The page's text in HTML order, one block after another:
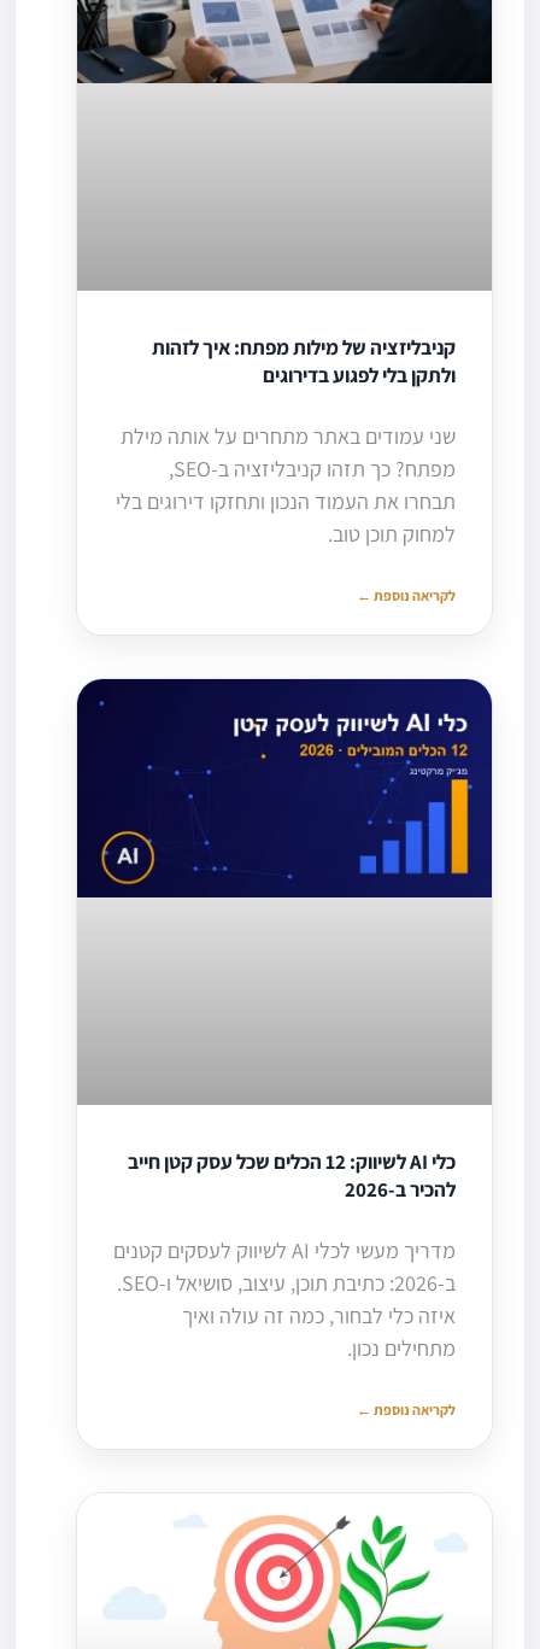
קניבליזציה של מילות מפתח: איך לזהות
ולתקן בלי לפגוע בדירוגים
שני עמודים באתר מתחרים על אותה מילת
מפתח? כך תזהו קניבליזציה ב-SEO,
תבחרו את העמוד הנכון ותחזקו דירוגים בלי
למחוק תוכן טוב.
לקריאה נוספת ←
כלי AI לשיווק: 12 הכלים שכל עסק קטן חייב
להכיר ב-2026
מדריך מעשי לכלי AI לשיווק לעסקים קטנים
ב-2026: כתיבת תוכן, עיצוב, סושיאל ו-SEO.
איזה כלי לבחור, כמה זה עולה ואיך
מתחילים נכון.
לקריאה נוספת ←